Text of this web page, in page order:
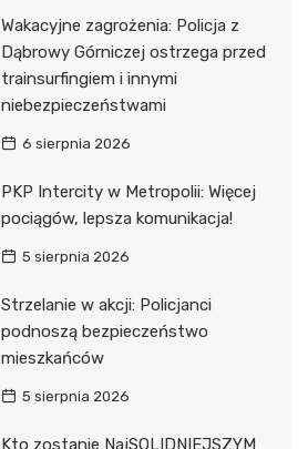
Wakacyjne zagrożenia: Policja z
Dąbrowy Górniczej ostrzega przed
trainsurfingiem i innymi
niebezpieczeństwami
6 sierpnia 2026
PKP Intercity w Metropolii: Więcej
pociągów, lepsza komunikacja!
5 sierpnia 2026
Strzelanie w akcji: Policjanci
podnoszą bezpieczeństwo
mieszkańców
5 sierpnia 2026
Kto zostanie NajSOLIDNIEJSZYM